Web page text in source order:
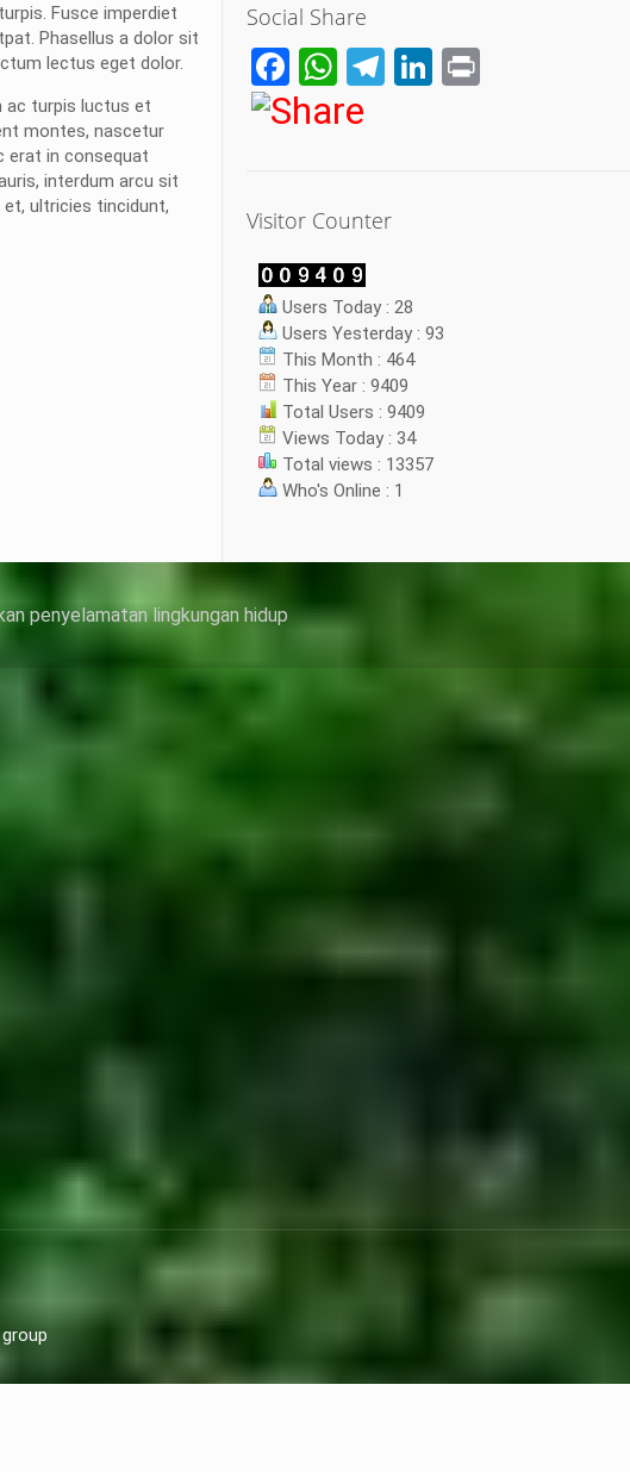
Fusce imperdiet
Phasellus a dolor sit
lectus eget dolor.
ac turpis luctus et
montes, nascetur
erat in consequat
interdum arcu sit
ultricies tincidunt,
Social Share
Facebook
WhatsApp
Telegram
LinkedIn
Visitor Counter
Users Today : 28
Users Yesterday : 93
This Month : 464
This Year : 9409
Total Users : 9409
Views Today : 34
Total views : 13357
Who's Online : 1
penyelamatan lingkungan hidup